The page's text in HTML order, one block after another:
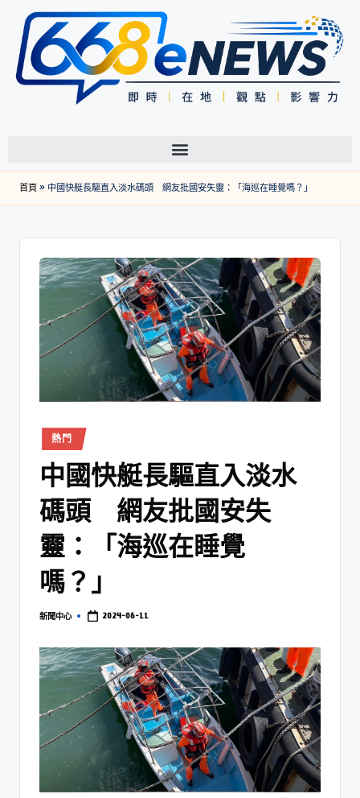
首頁» 中國快艇長驅直入淡水碼頭 網友批國安失靈：「海巡在睡覺嗎？」
熱門
中國快艇長驅直入淡水
碼頭 網友批國安失
靈：「海巡在睡覺
嗎？」
新聞中心 2024-06-11